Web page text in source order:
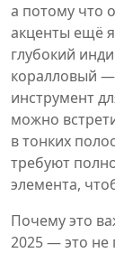
а потому что
акценты ещё
глубокий
коралловый —
инструмент
можно
в тонких
требуют
элемента,
Почему это
2025 — это не